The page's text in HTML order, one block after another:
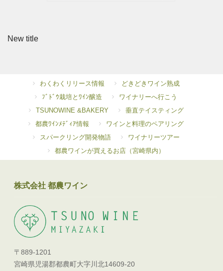
New title
わくわくリリース情報
どきどきワイン熟成
ﾌﾞﾄﾞｳ栽培とﾜｲﾝ醸造
ワイナリーへ行こう
TSUNOWINE &BAKERY
垂直テイスティング
都農ﾜｲﾝﾒﾃﾞｨｱ情報
ワインと料理のペアリング
スパークリング開発物語
ワイナリーツアー
都農ワインが買えるお店（宮崎県内）
株式会社 都農ワイン
〒889-1201
宮崎県児湯郡都農町大字川北14609-20